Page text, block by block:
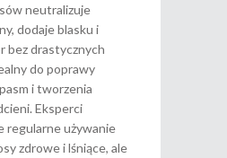
neutralizuje
dodaje blasku i
bez drastycznych
do poprawy
i tworzenia
Eksperci
regularne używanie
zdrowe i lśniące, ale